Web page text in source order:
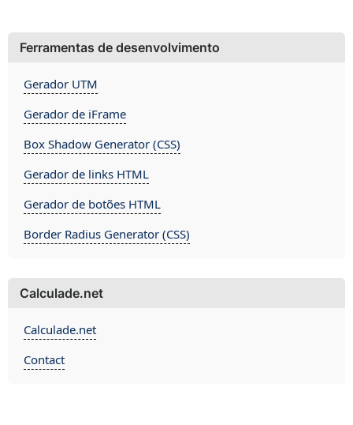
Ferramentas de desenvolvimento
Gerador UTM
Gerador de iFrame
Box Shadow Generator (CSS)
Gerador de links HTML
Gerador de botões HTML
Border Radius Generator (CSS)
Calculade.net
Calculade.net
Contact